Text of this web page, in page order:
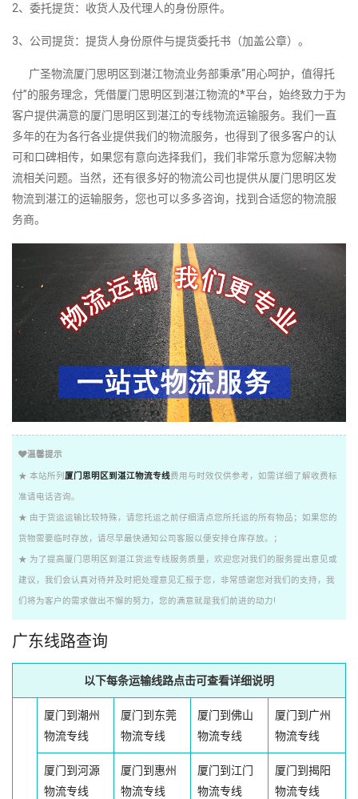
2、委托提货：收货人及代理人的身份原件。
3、公司提货：提货人身份原件与提货委托书（加盖公章）。
广圣物流厦门思明区到湛江物流业务部秉承“用心呵护，值得托
付”的服务理念，凭借厦门思明区到湛江物流的*平台，始终致力于为
客户提供满意的厦门思明区到湛江的专线物流运输服务。我们一直
多年的在为各行各业提供我们的物流服务，也得到了很多客户的认
可和口碑相传，如果您有意向选择我们，我们非常乐意为您解决物
流相关问题。当然，还有很多好的物流公司也提供从厦门思明区发
物流到湛江的运输服务，您也可以多多咨询，找到合适您的物流服
务商。
温馨提示
★ 本站所列 厦门思明区到湛江物流专线费用与时效仅供参考，如需详细了解收费标
准请电话咨询。
★ 由于货运运输比较特殊，请您托运之前仔细清点您所托运的所有物品；如果您的
货物需要临时存放，请尽早最快通知公司客服以便安排仓库存放。；
★ 为了提高厦门思明区到湛江货运专线服务质量，欢迎您对我们的服务提出意见或
建议，我们会认真对待并及时把处理意见汇报于您，非常感谢您对我们的支持，我
们将为客户的需求做出不懈的努力，您的满意就是我们前进的动力!
广东线路查询
以下每条运输线路点击可查看详细说明
厦门到潮州
物流专线
厦门到东莞
物流专线
厦门到佛山
物流专线
厦门到广州
物流专线
厦门到河源
物流专线
厦门到惠州
物流专线
厦门到江门
物流专线
厦门到揭阳
物流专线